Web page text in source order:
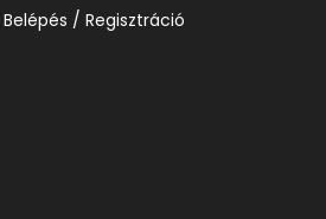
Belépés / Regisztráció